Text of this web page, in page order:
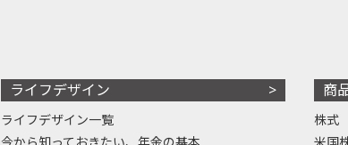
ライフデザイン
ライフデザイン一覧
商
株式